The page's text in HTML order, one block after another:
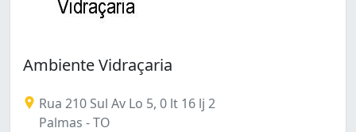
Ambiente Vidraçaria
Rua 210 Sul Av Lo 5, 0 lt 16 lj 2
Palmas - TO